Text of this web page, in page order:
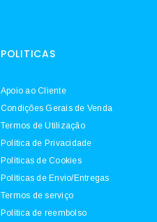
POLITICAS
Apoio ao Cliente
Condições Gerais de Venda
Termos de Utilização
Política de Privacidade
Políticas de Cookies
Políticas de Envio/Entregas
Termos de serviço
Política de reembolso